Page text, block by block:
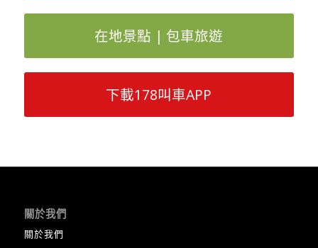
在地景點 | 包車旅遊
下載178叫車APP
關於我們
關於我們